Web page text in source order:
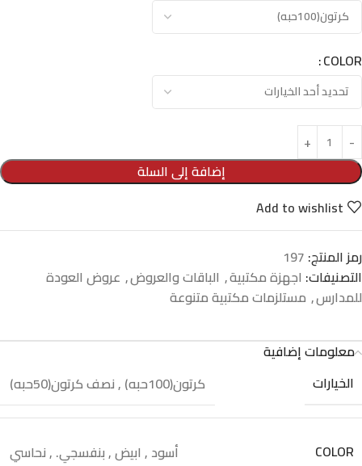
COLOR
إضافة إلى السلة
Add to wishlist
رمز المنتج: 197
التصنيفات: اجهزة مكتبية, الباقات والعروض, عروض العودة
للمدارس, مستلزمات مكتبية متنوعة
معلومات إضافية
الخيارات
كرتون(100حبه) ,نصف كرتون(50حبه)
COLOR أسود , ابيض,بنفسجي. ,نحاسي